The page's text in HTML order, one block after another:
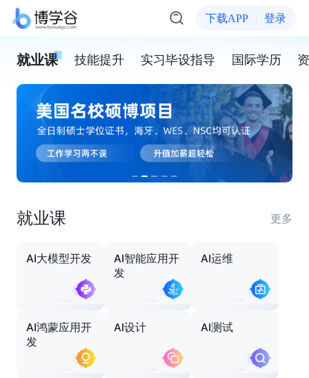
下载APP 登录
就业课 技能提升 实习毕设指导 国际学历
就业课 更多
AI大模型开发
AI智能应用开
发
AI运维
AI鸿蒙应用开
发
AI设计 AI测试